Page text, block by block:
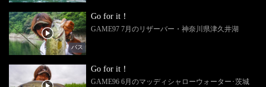
バス
Go for it！
GAME97 7月のリザーバー・神奈川県津久井湖
Go for it！
GAME96 6月のマッディシャローウォーター･茨城